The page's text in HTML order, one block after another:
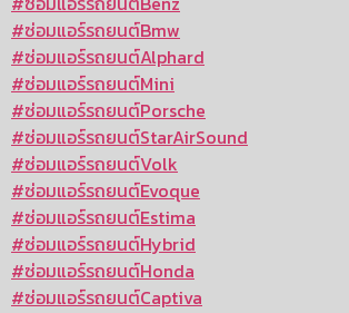
#ซ่อมแอร์รถยนต์Bmw
#ซ่อมแอร์รถยนต์Alphard
#ซ่อมแอร์รถยนต์Mini
#ซ่อมแอร์รถยนต์Porsche
#ซ่อมแอร์รถยนต์StarAirSound
#ซ่อมแอร์รถยนต์Volk
#ซ่อมแอร์รถยนต์Evoque
#ซ่อมแอร์รถยนต์Estima
#ซ่อมแอร์รถยนต์Hybrid
#ซ่อมแอร์รถยนต์Honda
#ซ่อมแอร์รถยนต์Captiva